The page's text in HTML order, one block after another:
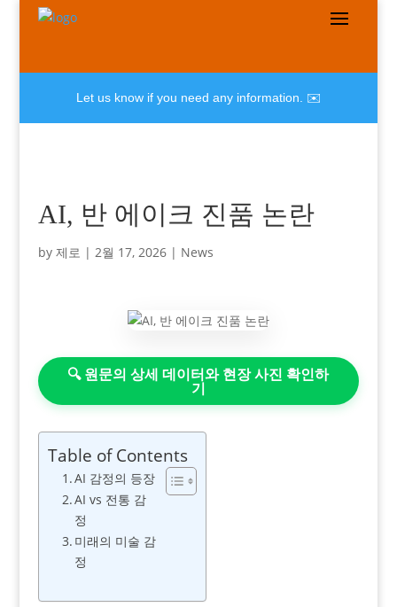
Let us know if you need any information. ✉️
AI, 반 에이크 진품 논란
by 제로 | 2월 17, 2026| News
🔍 원문의 상세 데이터와 현장 사진 확인하
기
Table of Contents
AI 감정의 등장
AI vs 전통 감
정
미래의 미술 감
정